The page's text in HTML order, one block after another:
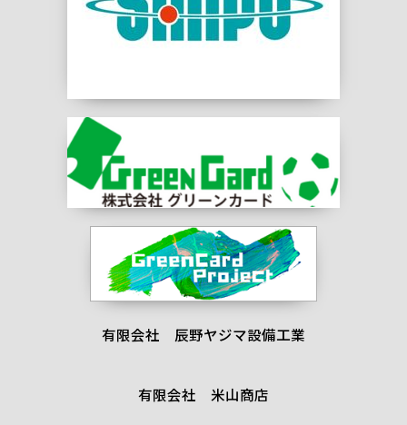
有限会社 辰野ヤジマ設備工業
有限会社 米山商店